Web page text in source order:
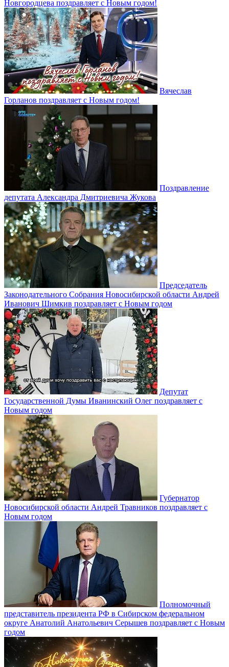
Новгородцева поздравляет с Новым годом!
Вячеслав
Горланов поздравляет с Новым годом!
Поздравление
депутата Александра Дмитриевича Жукова
Председатель
Законодательного Собрания Новосибирской области Андрей
Иванович Шимкив поздравляет с Новым годом
Депутат
Государственной Думы Иванинский Олег поздравляет с
Новым годом
Губернатор
Новосибирской области Андрей Травников поздравляет с
Новым годом
Полномочный
представитель президента РФ в Сибирском федеральном
округе Анатолий Анатольевич Серышев поздравляет с Новым
годом